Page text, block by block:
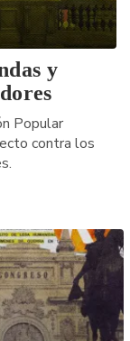
y
Popular
contra los